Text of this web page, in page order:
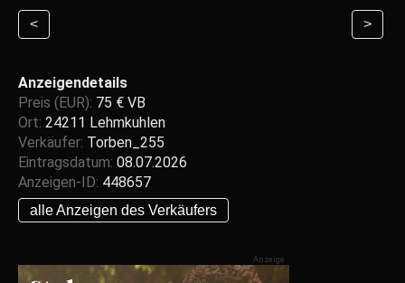
< >
Anzeigendetails
Preis (EUR): 75 € VB
Ort: 24211 Lehmkuhlen
Verkäufer: Torben_255
Eintragsdatum: 08.07.2026
Anzeigen-ID: 448657
alle Anzeigen des Verkäufers